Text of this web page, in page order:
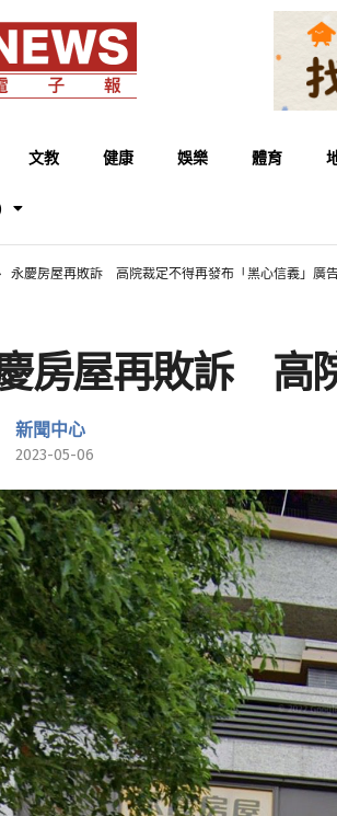
文教 健康 娛樂 體育
永慶房屋再敗訴 高院裁定不得再發布「黑心信義」廣
房屋再敗訴 高
新聞中心
2023-05-06